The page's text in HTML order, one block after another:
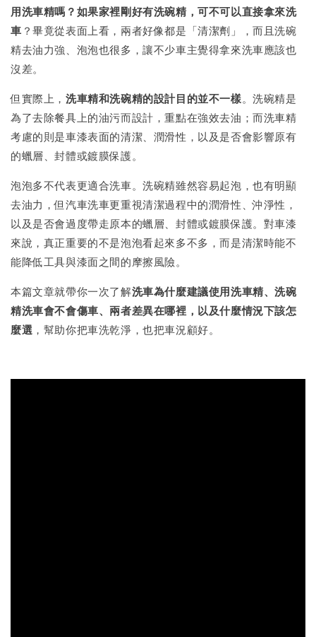
用洗車精嗎？如果家裡剛好有洗碗精，可不可以直接拿來洗
車 ？畢竟從表面上看，兩者好像都是「清潔劑」，而且洗碗
精去油力強、泡泡也很多，讓不少車主覺得拿來洗車應該也
沒差。
但實際上， 洗車精和洗碗精的設計目的並不一樣。洗碗精是
為了去除餐具上的油污而設計，重點在強效去油；而洗車精
考慮的則是車漆表面的清潔、潤滑性，以及是否會影響原有
的蠟層、封體或鍍膜保護。
泡泡多不代表更適合洗車。洗碗精雖然容易起泡，也有明顯
去油力，但汽車洗車更重視清潔過程中的潤滑性、沖淨性，
以及是否會過度帶走原本的蠟層、封體或鍍膜保護。對車漆
來說，真正重要的不是泡泡看起來多不多，而是清潔時能不
能降低工具與漆面之間的摩擦風險。
本篇文章就帶你一次了解洗車為什麼建議使用洗車精、洗碗
精洗車會不會傷車、兩者差異在哪裡，以及什麼情況下該怎
麼選 ，幫助你把車洗乾淨，也把車況顧好。